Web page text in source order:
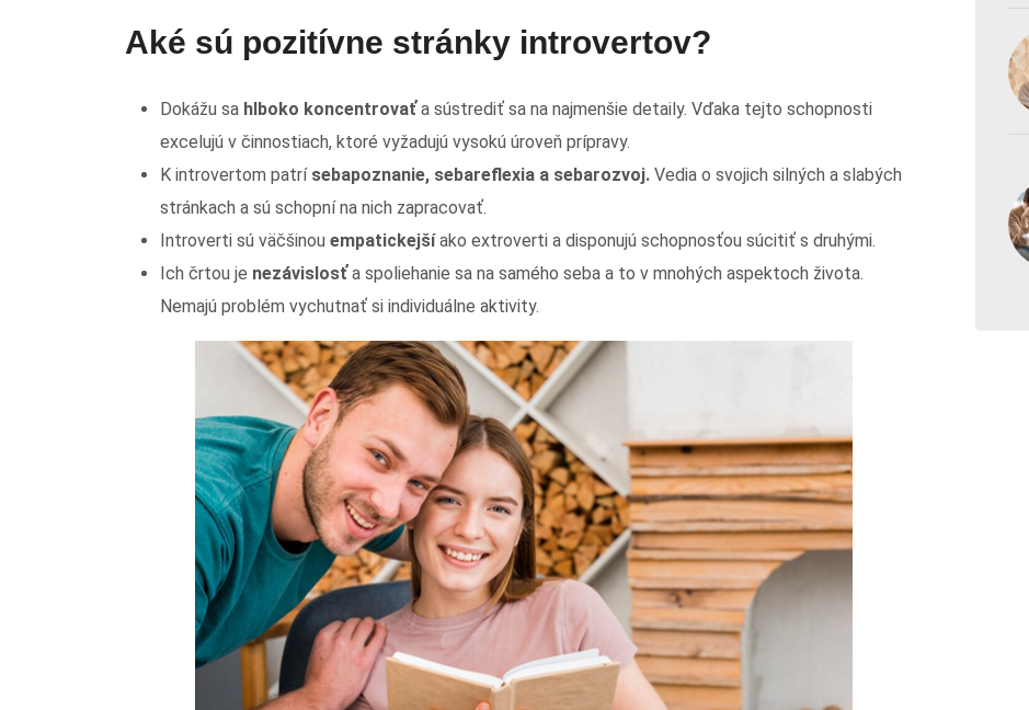
Aké sú pozitívne stránky introvertov?
Dokážu sa hlboko koncentrovaťa sústrediť sa na najmenšie detaily. Vďaka tejto schopnosti
excelujú v činnostiach, ktoré vyžadujú vysokú úroveň prípravy.
K introvertom patrísebapoznanie, sebareflexia a sebarozvoj. Vedia o svojich silných a slabých
stránkach a sú schopní na nich zapracovať.
Introverti sú väčšinou empatickejšíako extroverti a disponujú schopnosťou súcitiť s druhými.
Ich črtou je nezávislosťa spoliehanie sa na samého seba a to v mnohých aspektoch života.
Nemajú problém vychutnať si individuálne aktivity.